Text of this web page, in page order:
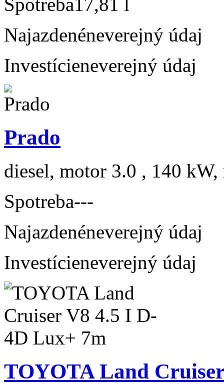
Spotreba17,81 l
Najazdenéneverejný údaj
Investícieneverejný údaj
Prado
diesel, motor 3.0 , 140 kW,
Spotreba---
Najazdenéneverejný údaj
Investícieneverejný údaj
TOYOTA Land